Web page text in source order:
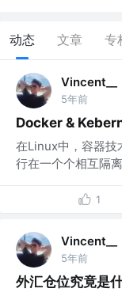
动态 文章 专
Vincent__
5年前
Docker &
在Linux中，容器技
行在一个个相互隔
1
Vincent__
5年前
外汇仓位究竟是